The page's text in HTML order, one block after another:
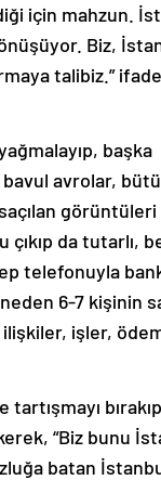
için mahzun.
Biz,
talibiz.”
başka
bavul avrolar,
görüntüleri
da tutarlı,
telefonuyla
6-7 kişinin
ilişkiler, işler,
“Biz bunu
batan